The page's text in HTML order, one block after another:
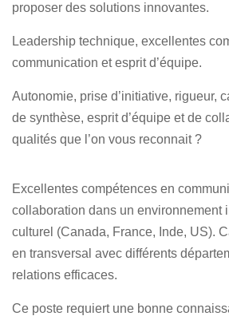
proposer des solutions innovantes.
Leadership technique, excellentes
communication et esprit d’équipe.
Autonomie, prise d’initiative, rigueur,
de synthèse, esprit d’équipe et de
qualités que l’on vous reconnait ?
Excellentes compétences en
collaboration dans un environnement
culturel (Canada, France, Inde, US).
en transversal avec différents
relations efficaces.
Ce poste requiert une bonne